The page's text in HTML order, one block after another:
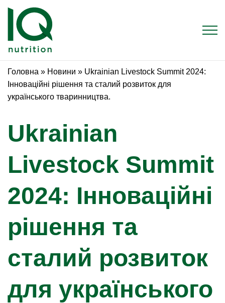
Головна » Новини » Ukrainian Livestock Summit 2024:
Інноваційні рішення та сталий розвиток для
українського тваринництва.
Ukrainian
Livestock Summit
2024: Інноваційні
рішення та
сталий розвиток
для українського